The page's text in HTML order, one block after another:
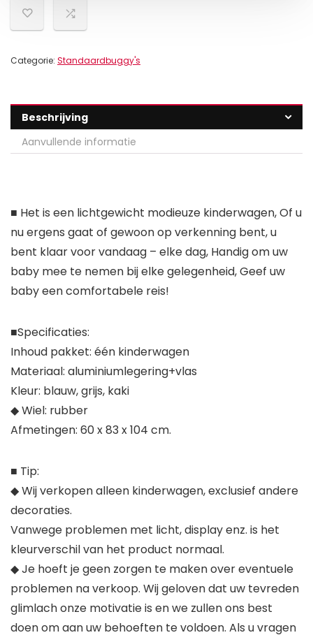
Categorie: Standaardbuggy's
Beschrijving
Aanvullende informatie
■ Het is een lichtgewicht modieuze kinderwagen, Of u
nu ergens gaat of gewoon op verkenning bent, u
bent klaar voor vandaag – elke dag, Handig om uw
baby mee te nemen bij elke gelegenheid, Geef uw
baby een comfortabele reis!
■Specificaties:
Inhoud pakket: één kinderwagen
Materiaal: aluminiumlegering+vlas
Kleur: blauw, grijs, kaki
◆ Wiel: rubber
Afmetingen: 60 x 83 x 104 cm.
■ Tip:
◆ Wij verkopen alleen kinderwagen, exclusief andere
decoraties.
Vanwege problemen met licht, display enz. is het
kleurverschil van het product normaal.
◆ Je hoeft je geen zorgen te maken over eventuele
problemen na verkoop. Wij geloven dat uw tevreden
glimlach onze motivatie is en we zullen ons best
doen om aan uw behoeften te voldoen. Als u vragen